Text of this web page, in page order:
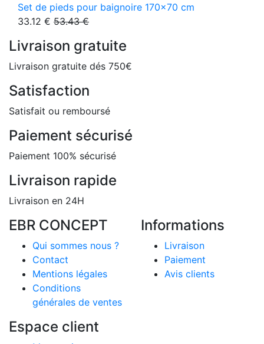
Set de pieds pour baignoire 170x70 cm
33.12 € 53.43 €
Livraison gratuite
Livraison gratuite dés 750€
Satisfaction
Satisfait ou remboursé
Paiement sécurisé
Paiement 100% sécurisé
Livraison rapide
Livraison en 24H
EBR CONCEPT
Qui sommes nous ?
Contact
Mentions légales
Conditions
générales de ventes
Informations
Livraison
Paiement
Avis clients
Espace client